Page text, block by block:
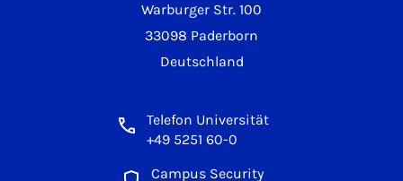
Warburger Str. 100
33098 Paderborn
Deutschland
Telefon Universität
+49 5251 60-0
Campus Security